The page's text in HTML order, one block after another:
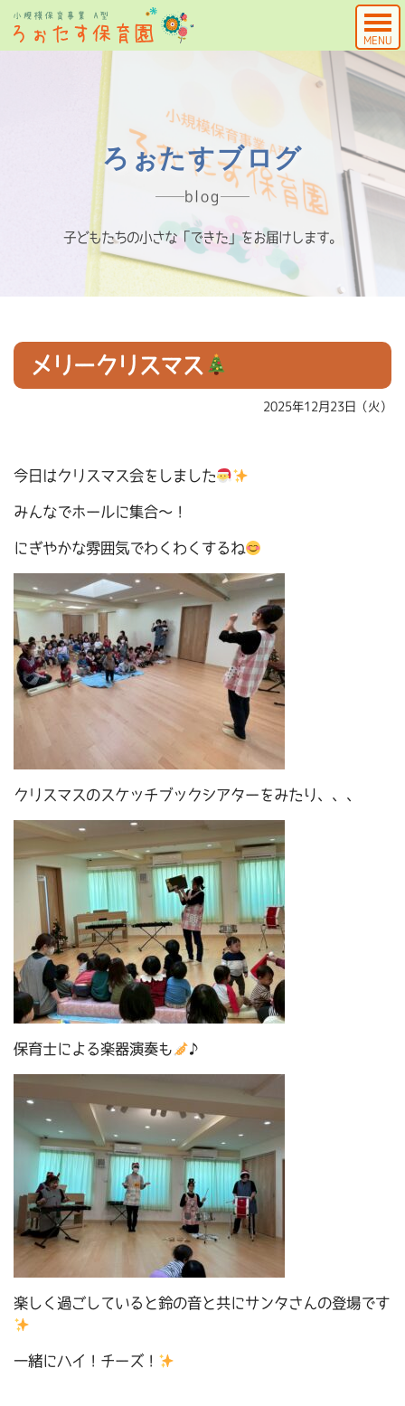
MENU
ろぉたすブログ
blog
子どもたちの小さな「できた」をお届けします。
メリークリスマス
2025年12月23日（火）
今日はクリスマス会をしました
みんなでホールに集合～！
にぎやかな雰囲気でわくわくするね
クリスマスのスケッチブックシアターをみたり、、、
保育士による楽器演奏も ♪
楽しく過ごしていると鈴の音と共にサンタさんの登場です
一緒にハイ！チーズ！